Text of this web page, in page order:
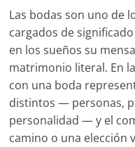
Las bodas son uno de
cargados de
en los sueños su
matrimonio literal. En
con una boda
distintos — personas,
personalidad — y el
camino o una elección